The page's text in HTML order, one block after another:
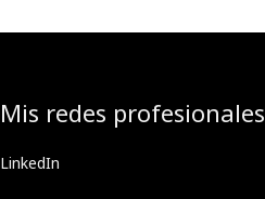
Mis redes profesionales
LinkedIn